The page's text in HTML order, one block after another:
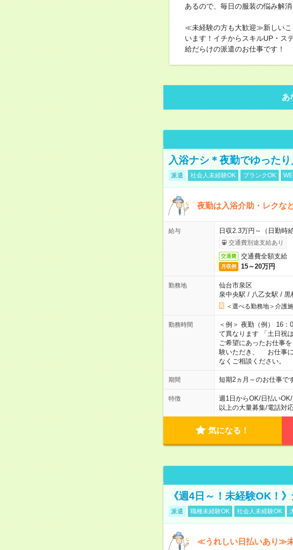
あるので、毎日の服装の悩み解消
≪未経験の方も大歓迎≫新しいこ
います！イチからスキルUP・
給だらけの派遣のお仕事です！
あ
入浴ナシ＊夜勤でゆった
派遣 社会人未経験OK ブランクOK
夜勤は入浴介助・レクな
給与 日収2.3万円～（日勤時
交通費別途支給あり
交通費 交通費全額支給
月収例 15～20万円
勤務地
仙台市泉区
泉中央駅 / 八乙女駅 / 黒
＜選べる勤務地＞介護
勤務時間
＜例＞ 夜勤（例） 16
て異なります 「土日祝
ご希望にあったお仕事
験いただき、 お仕事に
なくご相談ください。
期間 短期2ヵ月～のお仕事
特徴 週1日からOK/日払いOK/
以上の大量募集/電話対
気になる！
《週4日～！未経験OK！
派遣 職種未経験OK 社会人未経験OK
≪うれしい日払いあり≫